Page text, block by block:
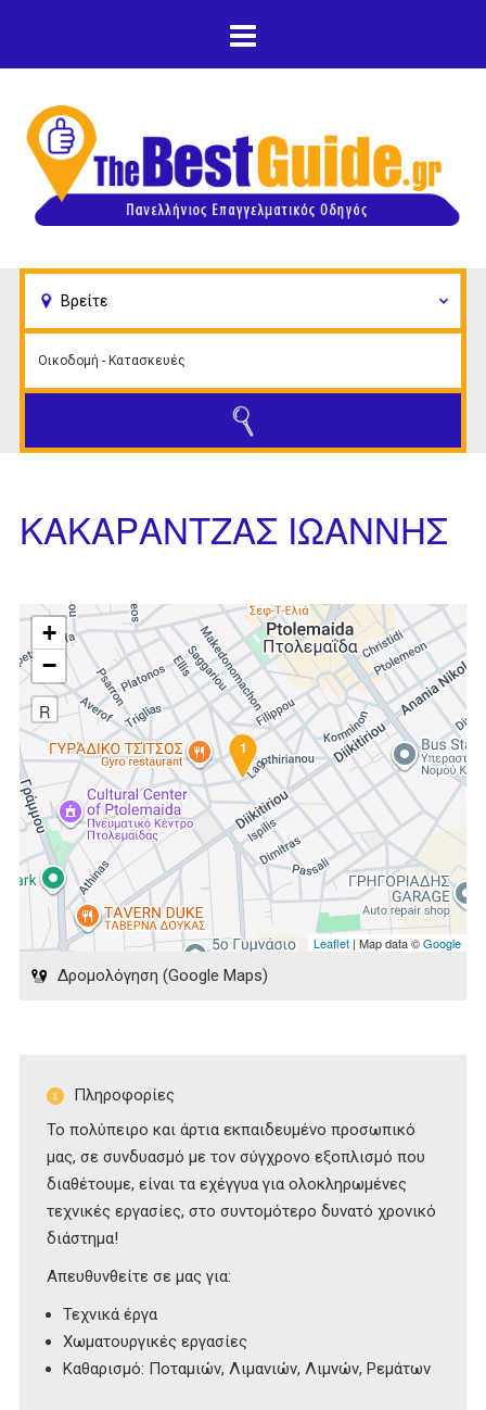
κυρίως περιεχόμενο
ΚΑΚΑΡΑΝΤΖΑΣ ΙΩΑΝΝΗΣ
1
+
−
R
Leaflet | Map data ©Google
Δρομολόγηση (Google Maps)
Πληροφορίες
Το πολύπειρο και άρτια εκπαιδευμένο προσωπικό
μας, σε συνδυασμό με τον σύγχρονο εξοπλισμό που
διαθέτουμε, είναι τα εχέγγυα για ολοκληρωμένες
τεχνικές εργασίες, στο συντομότερο δυνατό χρονικό
διάστημα!
Απευθυνθείτε σε μας για:
Τεχνικά έργα
Χωματουργικές εργασίες
Καθαρισμό: Ποταμιών, Λιμανιών, Λιμνών, Ρεμάτων